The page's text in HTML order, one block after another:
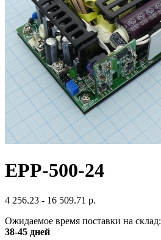
EPP-500-24
4 256.23 - 16 509.71 р.
Ожидаемое время поставки на склад:
38-45 дней